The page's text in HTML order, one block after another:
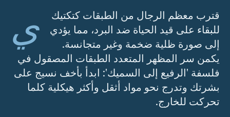
ي
قترب معظم الرجال من الطبقات كتكتيك
للبقاء على قيد الحياة ضد البرد، مما يؤدي
إلى صورة ظلية ضخمة وغير متجانسة.
يكمن سر المظهر المتعدد الطبقات المصقول في
فلسفة 'الرفيع إلى السميك': ابدأ بأخف نسيج على
بشرتك وتدرج نحو مواد أثقل وأكثر هيكلية كلما
تحركت للخارج.